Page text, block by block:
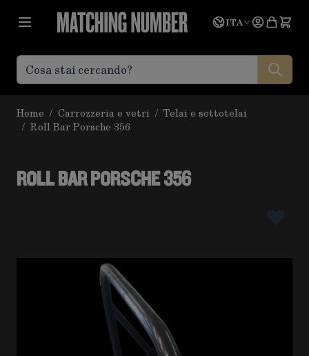
Lingua
ITA
Home / Carrozzeria e vetri / Telai e sottotelai
/ Roll Bar Porsche 356
ROLL BAR PORSCHE 356